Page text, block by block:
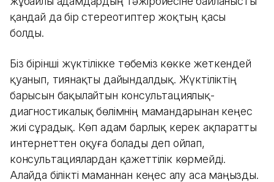
қандай да бір стереотиптер жоқтың қасы
болды.
Біз бірінші жүктілікке төбеміз көкке жеткендей
қуанып, тиянақты дайындалдық. Жүктіліктің
барысын бақылайтын консультациялық-
диагностикалық бөлімнің мамандарынан кеңес
жиі сұрадық. Көп адам барлық керек ақпаратты
интернеттен оқуға болады деп ойлап,
консультациялардан қажеттілік көрмейді.
Алайда білікті маманнан кеңес алу аса маңызды.